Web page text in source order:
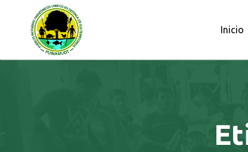
OBSERVATORIO PETROLERO
Inicio